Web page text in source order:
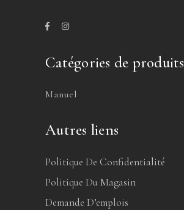
Catégories de produits
Manuel
Autres liens
Politique De Confidentialité
Politique Du Magasin
Demande D’emplois